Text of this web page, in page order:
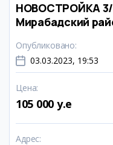
НОВОСТРОЙКА 3/
Мирабадский
Опубликовано:
03.03.2023, 19:53
Цена:
105 000 y.e
Адрес: